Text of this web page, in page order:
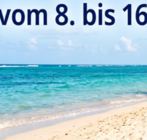
Cake Board rund Lila violett 25
Culpitt Drum 10 Zoll